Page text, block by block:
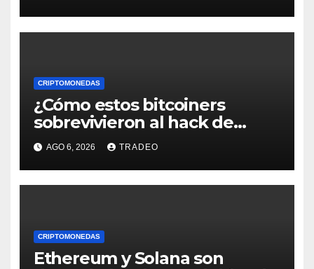
CRIPTOMONEDAS
¿Cómo estos bitcoiners
sobrevivieron al hack de
Coldcard? Un analista
comparte consejos clave
AGO 6, 2026 TRADEO
CRIPTOMONEDAS
Ethereum y Solana son